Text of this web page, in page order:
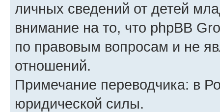
личных сведений от детей
внимание на то, что phpBB
по правовым вопросам и не
отношений.
Примечание переводчика: в
юридической силы.